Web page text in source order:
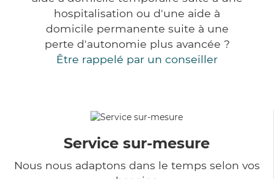
hospitalisation ou d'une aide à
domicile permanente suite à une
perte d'autonomie plus avancée ?
Être rappelé par un conseiller
Service sur-mesure
Nous nous adaptons dans le temps selon vos